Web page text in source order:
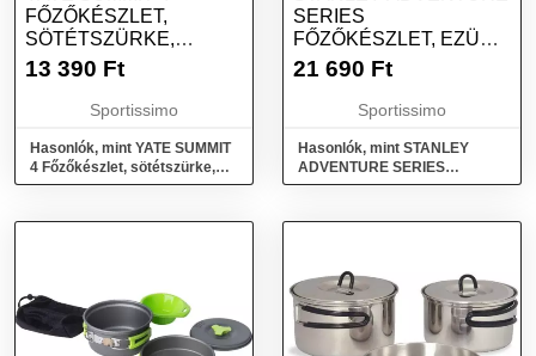
FŐZŐKÉSZLET,
SÖTÉTSZÜRKE,
MÉRET
13 390 Ft
Sportissimo
Hasonlók, mint YATE SUMMIT
4 Főzőkészlet, sötétszürke,
méret
SERIES
FŐZŐKÉSZLET, EZÜST,
MÉRET
21 690 Ft
Sportissimo
Hasonlók, mint STANLEY
ADVENTURE SERIES
Főzőkészlet, ezüst, méret